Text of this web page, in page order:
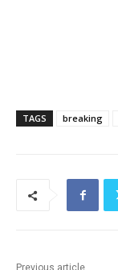
TAGS breaking